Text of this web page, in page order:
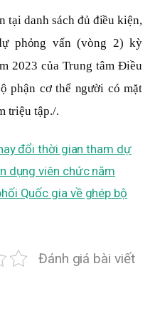
tại danh sách đủ điều kiện,
phỏng vấn (vòng 2) kỳ
2023 của Trung tâm Điều
phận cơ thể người có mặt
triệu tập./.
đổi thời gian tham dự
dụng viên chức năm
Quốc gia về ghép bộ
Đánh giá bài viết